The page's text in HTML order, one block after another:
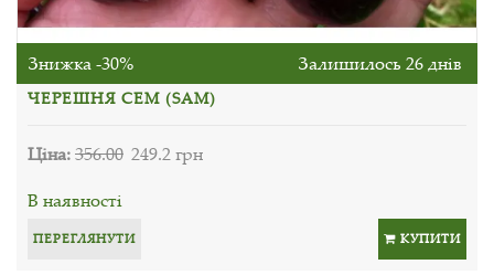
Знижка -30% Залишилось 26 днів
ЧЕРЕШНЯ СЕМ (SAM)
Ціна:356.00 249.2 грн
В наявності
ПЕРЕГЛЯНУТИ КУПИТИ